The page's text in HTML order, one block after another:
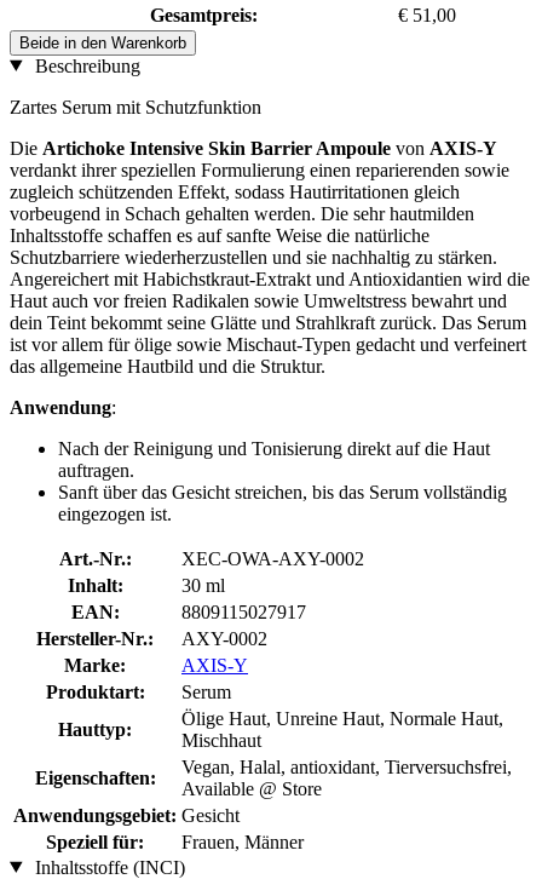
Gesamtpreis:
€ 51,00
Beide in den Warenkorb
Beschreibung
Zartes Serum mit Schutzfunktion
Die Artichoke Intensive Skin Barrier Ampoule von AXIS-Y
verdankt ihrer speziellen Formulierung einen reparierenden sowie
zugleich schützenden Effekt, sodass Hautirritationen gleich
vorbeugend in Schach gehalten werden. Die sehr hautmilden
Inhaltsstoffe schaffen es auf sanfte Weise die natürliche
Schutzbarriere wiederherzustellen und sie nachhaltig zu stärken.
Angereichert mit Habichstkraut-Extrakt und Antioxidantien wird die
Haut auch vor freien Radikalen sowie Umweltstress bewahrt und
dein Teint bekommt seine Glätte und Strahlkraft zurück. Das Serum
ist vor allem für ölige sowie Mischaut-Typen gedacht und verfeinert
das allgemeine Hautbild und die Struktur.
Anwendung:
Nach der Reinigung und Tonisierung direkt auf die Haut
auftragen.
Sanft über das Gesicht streichen, bis das Serum vollständig
eingezogen ist.
Art.-Nr.:
XEC-OWA-AXY-0002
Inhalt:
30 ml
EAN:
8809115027917
Hersteller-Nr.:
AXY-0002
Marke:
AXIS-Y
Produktart:
Serum
Hauttyp:
Ölige Haut, Unreine Haut, Normale Haut,
Mischhaut
Eigenschaften:
Vegan, Halal, antioxidant, Tierversuchsfrei,
Available @ Store
Anwendungsgebiet: Gesicht
Speziell für:
Frauen, Männer
Inhaltsstoffe (INCI)